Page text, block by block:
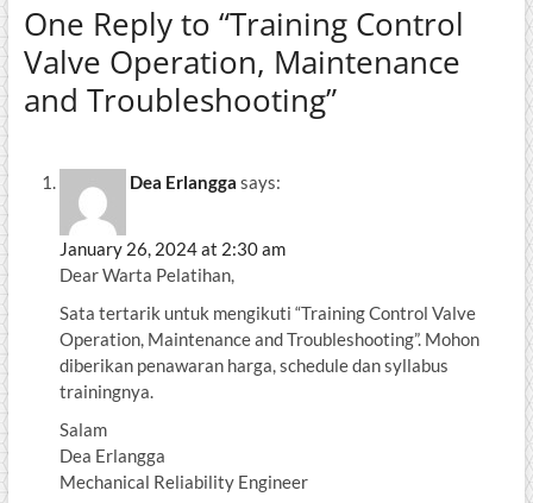
One Reply to “Training Control
Valve Operation, Maintenance
and Troubleshooting”
Dea Erlangga says:
January 26, 2024 at 2:30 am
Dear Warta Pelatihan,
Sata tertarik untuk mengikuti “Training Control Valve
Operation, Maintenance and Troubleshooting”. Mohon
diberikan penawaran harga, schedule dan syllabus
trainingnya.
Salam
Dea Erlangga
Mechanical Reliability Engineer